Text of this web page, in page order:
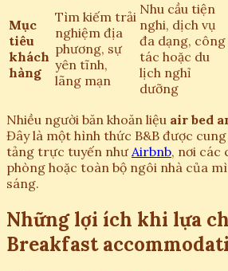
Mục
tiêu
khách
hàng
Tìm kiếm trải
nghiệm địa
phương, sự
yên tĩnh,
lãng mạn
Nhu cầu tiện
nghi, dịch vụ
đa dạng, công
tác hoặc du
lịch nghỉ
dưỡng
Nhiều người băn khoăn liệu air bed
Đây là một hình thức B&B được
tảng trực tuyến như Airbnb, nơi các
phòng hoặc toàn bộ ngôi nhà của
sáng.
Những lợi ích khi lựa
Breakfast